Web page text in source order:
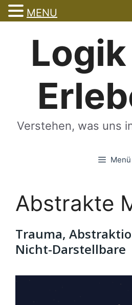
Verstehen, was uns
Menü
Abstrakte
Trauma,
Nicht-Darstellbare
MENU